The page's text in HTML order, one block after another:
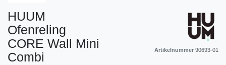
HUUM
Ofenreling
CORE Wall Mini
Combi
Artikelnummer 90693-01